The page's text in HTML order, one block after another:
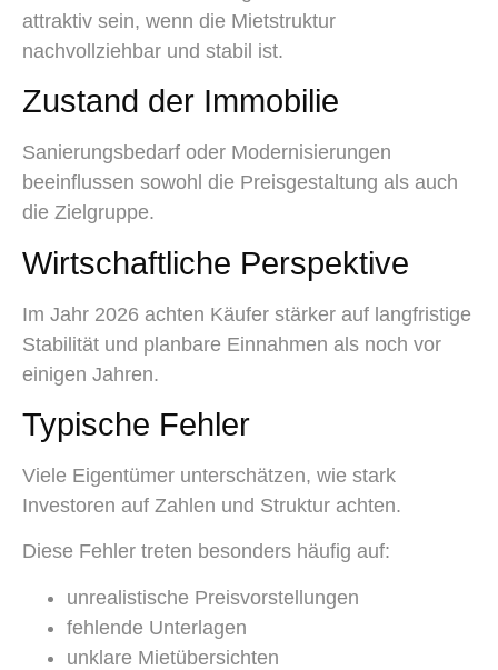
attraktiv sein, wenn die Mietstruktur
nachvollziehbar und stabil ist.
Zustand der Immobilie
Sanierungsbedarf oder Modernisierungen
beeinflussen sowohl die Preisgestaltung als auch
die Zielgruppe.
Wirtschaftliche Perspektive
Im Jahr 2026 achten Käufer stärker auf langfristige
Stabilität und planbare Einnahmen als noch vor
einigen Jahren.
Typische Fehler
Viele Eigentümer unterschätzen, wie stark
Investoren auf Zahlen und Struktur achten.
Diese Fehler treten besonders häufig auf:
unrealistische Preisvorstellungen
fehlende Unterlagen
unklare Mietübersichten